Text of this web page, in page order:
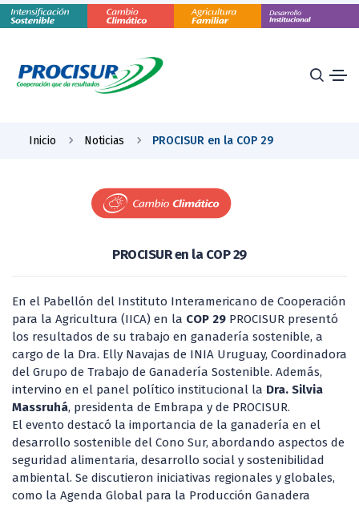
Inicio Noticias PROCISUR en la COP 29
PROCISUR en la COP 29
En el Pabellón del Instituto Interamericano de Cooperación
para la Agricultura (IICA) en la COP 29 PROCISUR presentó
los resultados de su trabajo en ganadería sostenible, a
cargo de la Dra. Elly Navajas de INIA Uruguay, Coordinadora
del Grupo de Trabajo de Ganadería Sostenible. Además,
intervino en el panel político institucional la Dra. Silvia
Massruhá, presidenta de Embrapa y de PROCISUR.
El evento destacó la importancia de la ganadería en el
desarrollo sostenible del Cono Sur, abordando aspectos de
seguridad alimentaria, desarrollo social y sostenibilidad
ambiental. Se discutieron iniciativas regionales y globales,
como la Agenda Global para la Producción Ganadera